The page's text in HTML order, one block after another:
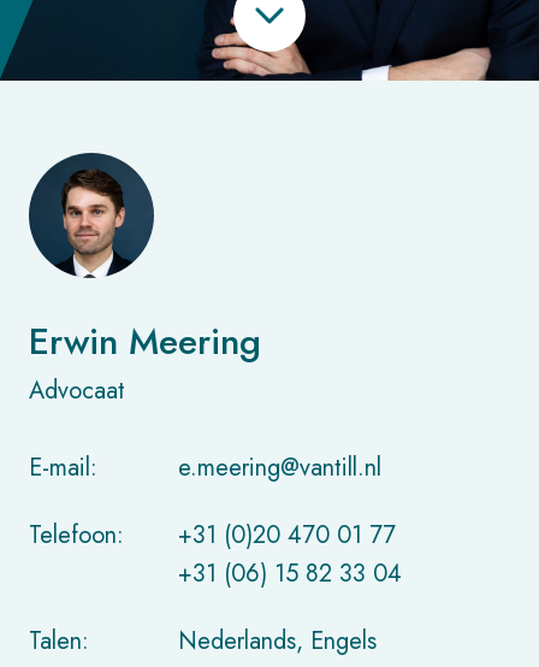
Erwin Meering
Advocaat
E-mail:
e.meering@vantill.nl
Telefoon:
+31 (0)20 470 01 77
+31 (06) 15 82 33 04
Talen:
Nederlands, Engels